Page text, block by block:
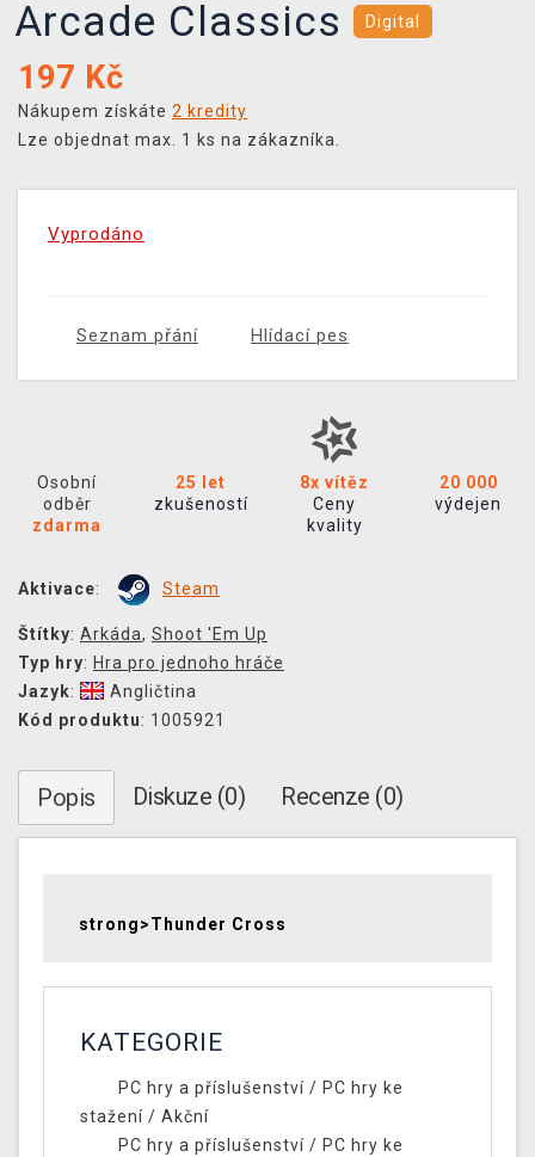
Arcade Classics
Digital
197 Kč
Nákupem získáte 2 kredity
Lze objednat max. 1 ks na zákazníka.
Vyprodáno
Seznam přání Hlídací pes
Osobní
odběr
zdarma
25 let
zkušeností
8x vítěz
Ceny
kvality
20 000
výdejen
Aktivace: Steam
Štítky: Arkáda, Shoot 'Em Up
Typ hry: Hra pro jednoho hráče
Jazyk:
Angličtina
Kód produktu: 1005921
Popis Diskuze (0) Recenze (0)
strong>Thunder Cross
KATEGORIE
PC hry a příslušenství/ PC hry ke
stažení / Akční
PC hry a příslušenství/ PC hry ke